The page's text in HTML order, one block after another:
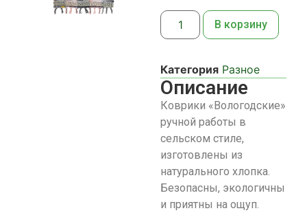
В корзину
Категория Разное
Описание
Коврики «Вологодские»
ручной работы в
сельском стиле,
изготовлены из
натурального хлопка.
Безопасны, экологичны
и приятны на ощуп.